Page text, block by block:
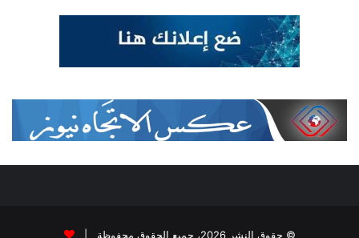
© حقوق النشر 2026، جميع الحقوق محفوظة |